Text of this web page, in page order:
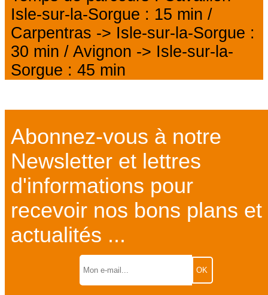
Isle-sur-la-Sorgue : 15 min /
Carpentras -> Isle-sur-la-Sorgue :
30 min / Avignon -> Isle-sur-la-
Sorgue : 45 min
Abonnez-vous à notre
Newsletter et lettres
d'informations pour
recevoir nos bons plans et
actualités ...